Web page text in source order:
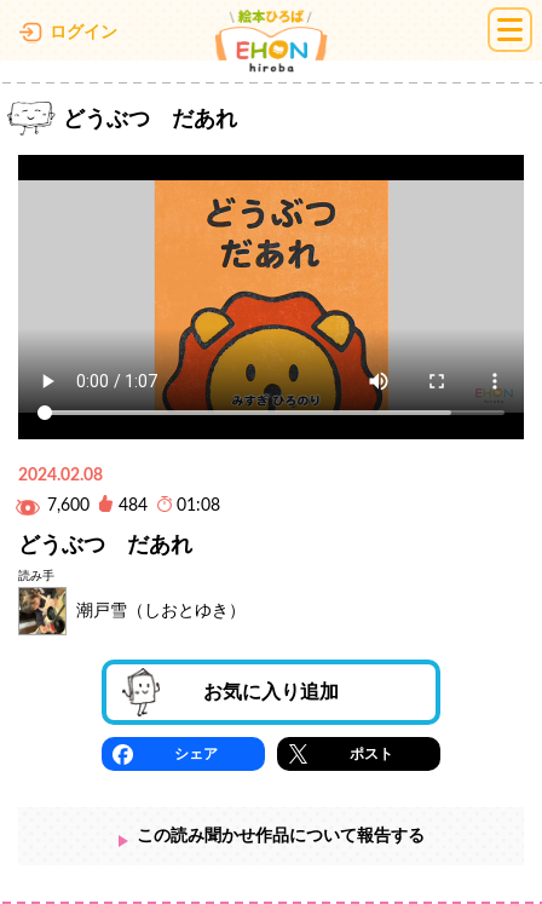
ログイン 絵本ひろば
どうぶつ だあれ
2024.02.08
7,600
484 01:08
どうぶつ だあれ
読み手
潮戸雪（しおとゆき）
お気に入り追加
シェア ポスト
この読み聞かせ作品について報告する